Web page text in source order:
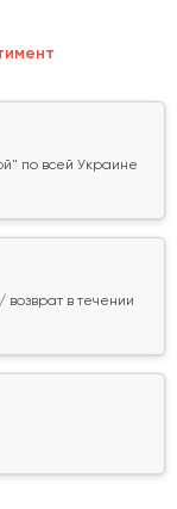
по всей Украине
в течении